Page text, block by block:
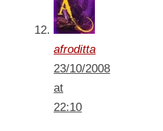
afroditta
23/10/2008
at
22:10